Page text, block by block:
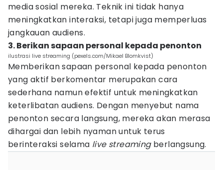
media sosial mereka. Teknik ini tidak hanya
meningkatkan interaksi, tetapi juga memperluas
jangkauan audiens.
3. Berikan sapaan personal kepada penonton
ilustrasi live streaming (pexels.com/Mikael Blomkvist)
Memberikan sapaan personal kepada penonton
yang aktif berkomentar merupakan cara
sederhana namun efektif untuk meningkatkan
keterlibatan audiens. Dengan menyebut nama
penonton secara langsung, mereka akan merasa
dihargai dan lebih nyaman untuk terus
berinteraksi selama live streamingberlangsung.